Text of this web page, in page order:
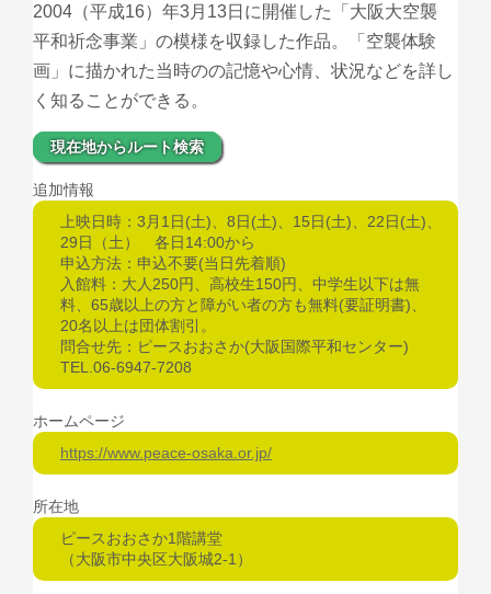
2004（平成16）年3月13日に開催した「大阪大空襲
平和祈念事業」の模様を収録した作品。「空襲体験
画」に描かれた当時のの記憶や心情、状況などを詳し
く知ることができる。
現在地からルート検索
追加情報
上映日時：3月1日(土)、8日(土)、15日(土)、22日(土)、
29日（土） 各日14:00から
申込方法：申込不要(当日先着順)
入館料：大人250円、高校生150円、中学生以下は無
料、65歳以上の方と障がい者の方も無料(要証明書)、
20名以上は団体割引。
問合せ先：ピースおおさか(大阪国際平和センター)
TEL.06-6947-7208
ホームページ
https://www.peace-osaka.or.jp/
所在地
ピースおおさか1階講堂
（大阪市中央区大阪城2-1）